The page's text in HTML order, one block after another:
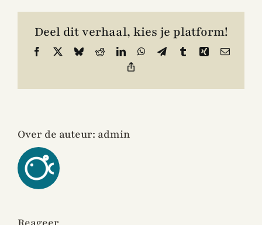
Deel dit verhaal, kies je platform!
Facebook BlueskyRedditLinkedInWhatsApp
TelegramTumblrXing E-
Over de auteur: admin